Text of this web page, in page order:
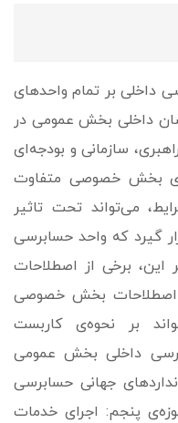
داخلی بر تمام واحدهای
داخلی بخش عمومی در
سازمانی و بودجه‌ای
بخش خصوصی متفاوت
می‌تواند تحت تاثیر
گیرد که واحد حسابرسی
این، برخی از اصطلاحات
اصطلاحات بخش خصوصی
بر نحوه‌ی کاربست
داخلی بخش عمومی
جهانی حسابرسی
پنجم: اجرای خدمات